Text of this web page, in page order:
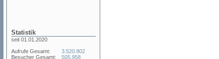
Statistik
seit 01.01.2020
Aufrufe Gesamt:
Besucher Gesamt:
3.520.802
505.958